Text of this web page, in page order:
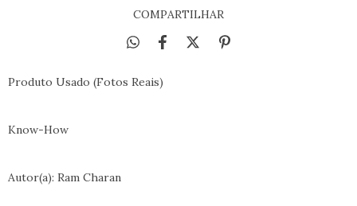
COMPARTILHAR
Produto Usado (Fotos Reais)
Know-How
Autor(a): Ram Charan